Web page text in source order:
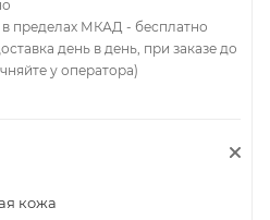
пределах МКАД - бесплатно
день в день, при заказе до
у оператора)
кожа